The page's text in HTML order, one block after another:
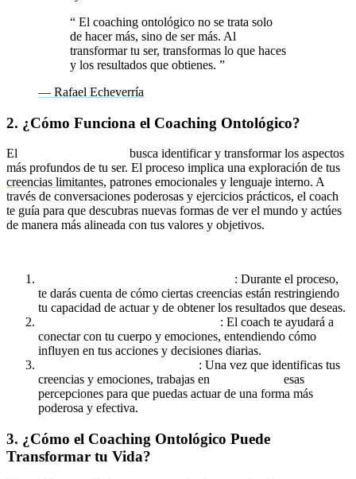
“ El coaching ontológico no se trata solo
de hacer más, sino de ser más. Al
transformar tu ser, transformas lo que haces
y los resultados que obtienes. ”
— Rafael Echeverría
2. ¿Cómo Funciona el Coaching Ontológico?
El
busca identificar y transformar los aspectos
más profundos de tu ser. El proceso implica una exploración de tus
creencias limitantes, patrones emocionales y lenguaje interno. A
través de conversaciones poderosas y ejercicios prácticos, el coach
te guía para que descubras nuevas formas de ver el mundo y actúes
de manera más alineada con tus valores y objetivos.
: Durante el proceso,
te darás cuenta de cómo ciertas creencias están restringiendo
tu capacidad de actuar y de obtener los resultados que deseas.
: El coach te ayudará a
conectar con tu cuerpo y emociones, entendiendo cómo
influyen en tus acciones y decisiones diarias.
: Una vez que identificas tus
creencias y emociones, trabajas en
esas
percepciones para que puedas actuar de una forma más
poderosa y efectiva.
3. ¿Cómo el Coaching Ontológico Puede
Transformar tu Vida?